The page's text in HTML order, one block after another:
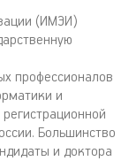
(ИМЭИ)
профессионалов
и
Большинство
и доктора